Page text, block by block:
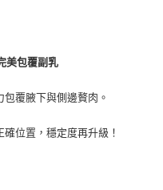
美包覆副乳
覆腋下與側邊贅肉。
位置，穩定度再升級！